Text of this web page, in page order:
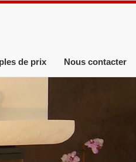
de prix Nous contacter